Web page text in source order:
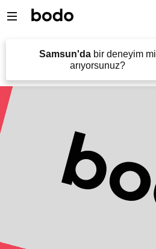
Samsun'dabir deneyim mi
arıyorsunuz?